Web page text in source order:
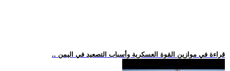
.. قراءة في موازين القوة العسكرية وأسباب التصعيد في اليمن